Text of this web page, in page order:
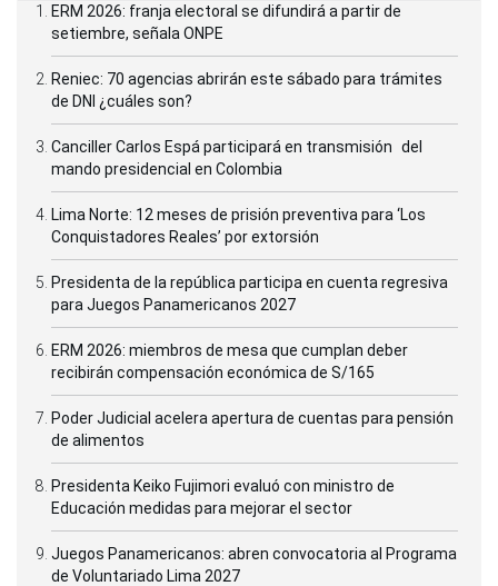
ERM 2026: franja electoral se difundirá a partir de
setiembre, señala ONPE
Reniec: 70 agencias abrirán este sábado para trámites
de DNI ¿cuáles son?
Canciller Carlos Espá participará en transmisión del
mando presidencial en Colombia
Lima Norte: 12 meses de prisión preventiva para ‘Los
Conquistadores Reales’ por extorsión
Presidenta de la república participa en cuenta regresiva
para Juegos Panamericanos 2027
ERM 2026: miembros de mesa que cumplan deber
recibirán compensación económica de S/165
Poder Judicial acelera apertura de cuentas para pensión
de alimentos
Presidenta Keiko Fujimori evaluó con ministro de
Educación medidas para mejorar el sector
Juegos Panamericanos: abren convocatoria al Programa
de Voluntariado Lima 2027